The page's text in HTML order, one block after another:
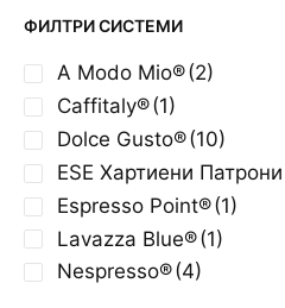
ФИЛТРИ СИСТЕМИ
A Modo Mio®(2)
Caffitaly®(1)
Dolce Gusto®(10)
ESE Хартиени Патрони
Espresso Point®(1)
Lavazza Blue®(1)
Nespresso®(4)